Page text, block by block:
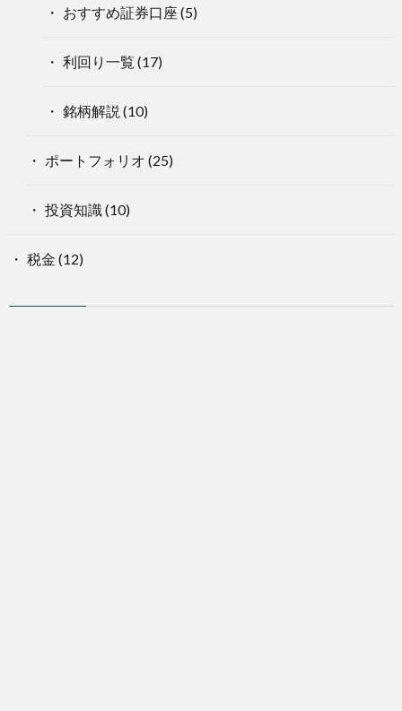
おすすめ証券口座 (5)
利回り一覧 (17)
銘柄解説 (10)
ポートフォリオ (25)
投資知識(10)
税金 (12)